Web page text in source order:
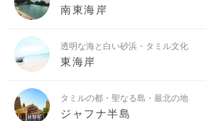
南東海岸
透明な海と白い砂浜・タミル文化
東海岸
タミルの都・聖なる島・最北の地
ジャフナ半島